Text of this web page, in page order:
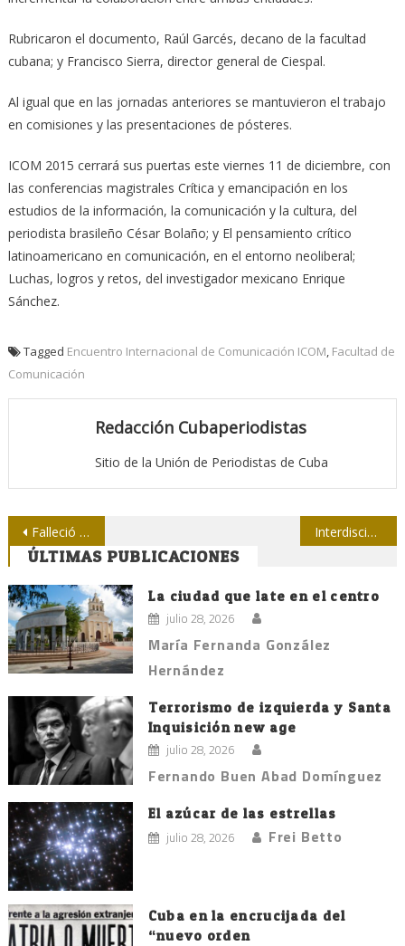
Rubricaron el documento, Raúl Garcés, decano de la facultad
cubana; y Francisco Sierra, director general de Ciespal.
Al igual que en las jornadas anteriores se mantuvieron el trabajo
en comisiones y las presentaciones de pósteres.
ICOM 2015 cerrará sus puertas este viernes 11 de diciembre, con
las conferencias magistrales Crítica y emancipación en los
estudios de la información, la comunicación y la cultura, del
periodista brasileño César Bolaño; y El pensamiento crítico
latinoamericano en comunicación, en el entorno neoliberal;
Luchas, logros y retos, del investigador mexicano Enrique
Sánchez.
Tagged Encuentro Internacional de Comunicación ICOM, Facultad de
Comunicación
Redacción Cubaperiodistas
Sitio de la Unión de Periodistas de Cuba
Navegación
de
entradas
Falleció la periodista Ada Oramas Esquerro Interdisciplinaridad: nueva cita de ICOM en 2017
ÚLTIMAS PUBLICACIONES
La ciudad que late en el centro
julio 28, 2026
María Fernanda González
Hernández
Terrorismo de izquierda y Santa
Inquisición new age
julio 28, 2026
Fernando Buen Abad Domínguez
El azúcar de las estrellas
julio 28, 2026 Frei Betto
Cuba en la encrucijada del
“nuevo orden